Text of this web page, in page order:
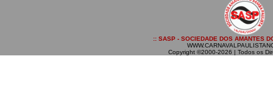
:: SASP - SOCIEDADE DOS AMANTES
Copyright ©2000-2026 | Todos os